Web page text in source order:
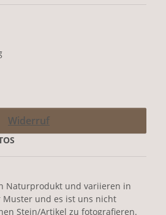
Widerruf
Naturprodukt und variieren in
Muster und es ist uns nicht
Stein/Artikel zu fotografieren.